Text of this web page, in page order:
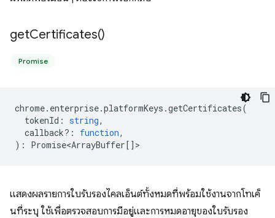
getCertificates()
Promise
chrome. enterprise.platformKeys .getCertificates(
tokenId : string,
callback? : function,
) : Promise<ArrayBuffer[]>
แสดงผลรายการใบรับรองไคลเอ็นต์ทั้งหมดที่พร้อมใช้งานจากโทเค็
นที่ระบุ ใช้เพื่อตรวจสอบการมีอยู่และการหมดอายุของใบรับรอง